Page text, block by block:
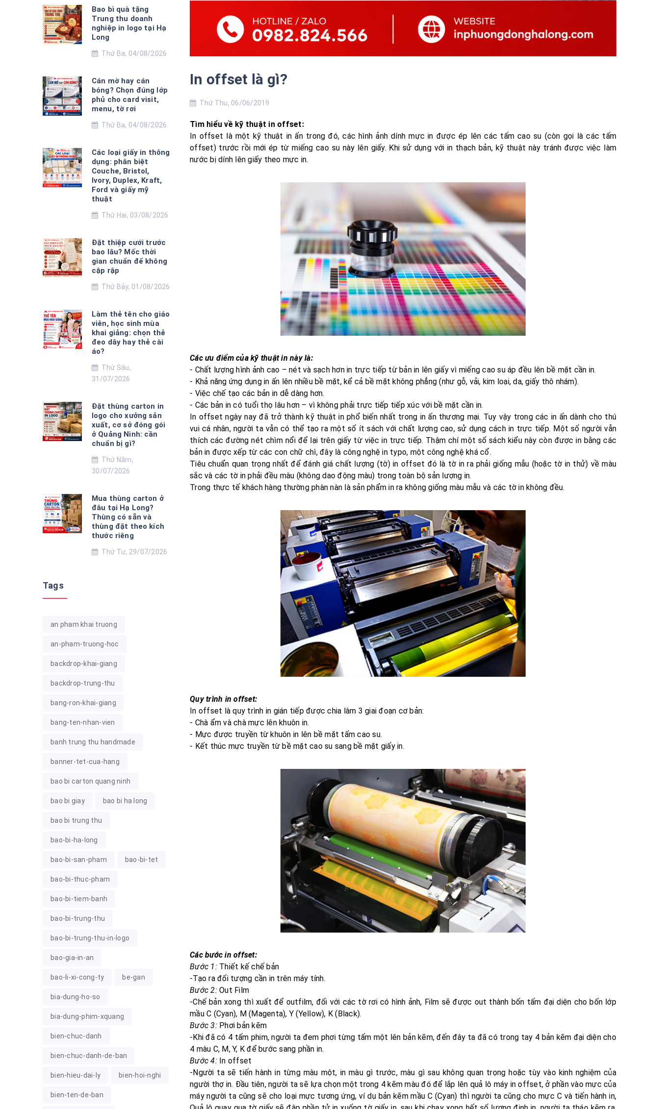
In offset là gì?
Thứ Thu, 06/06/2019
Tìm hiểu về kỹ thuật in offset:
In offset là một kỹ thuật in ấn trong đó, các hình ảnh dính mực in được ép lên các tấm cao su (còn gọi là các tấm
offset) trước rồi mới ép từ miếng cao su này lên giấy. Khi sử dụng với in thạch bản, kỹ thuật này tránh được việc làm
nước bị dính lên giấy theo mực in.
Các ưu điểm của kỹ thuật in này là:
- Chất lượng hình ảnh cao – nét và sạch hơn in trực tiếp từ bản in lên giấy vì miếng cao su áp đều lên bề mặt cần in.
- Khả năng ứng dụng in ấn lên nhiều bề mặt, kể cả bề mặt không phẳng (như gỗ, vải, kim loại, da, giấy thô nhám).
- Việc chế tạo các bản in dễ dàng hơn.
- Các bản in có tuổi thọ lâu hơn – vì không phải trực tiếp tiếp xúc với bề mặt cần in.
In offset ngày nay đã trở thành kỹ thuật in phổ biến nhất trong in ấn thương mại. Tuy vậy trong các in ấn dành cho thú
vui cá nhân, người ta vẫn có thể tạo ra một số ít sách với chất lượng cao, sử dụng cách in trực tiếp. Một số người vẫn
thích các đường nét chìm nổi để lại trên giấy từ việc in trực tiếp. Thậm chí một số sách kiểu này còn được in bằng các
bản in được xếp từ các con chữ chì, đây là công nghệ in typo, một công nghệ khá cổ.
Tiêu chuẩn quan trọng nhất để đánh giá chất lượng (tờ) in offset đó là tờ in ra phải giống mẫu (hoặc tờ in thử) về màu
sắc và các tờ in phải đều màu (không dao động màu) trong toàn bộ sản lượng in.
Trong thực tế khách hàng thường phàn nàn là sản phẩm in ra không giống màu mẫu và các tờ in không đều.
Quy trình in offset:
In offset là quy trình in gián tiếp được chia làm 3 giai đoạn cơ bản:
- Chà ẩm và chà mực lên khuôn in.
- Mực được truyền từ khuôn in lên bề mặt tấm cao su.
- Kết thúc mực truyền từ bề mặt cao su sang bề mặt giấy in.
Các bước in offset:
Bước 1:Thiết kế chế bản
-Tạo ra đối tượng cần in trên máy tính.
Bước 2: Out Film
-Chế bản xong thì xuất để outfilm, đối với các tờ rơi có hình ảnh, Film sẽ được out thành bốn tấm đại diện cho bốn lớp
mầu C (Cyan), M (Magenta), Y (Yellow), K (Black).
Bước 3:Phơi bản kẽm
-Khi đã có 4 tấm phim, người ta đem phơi từng tấm một lên bản kẽm, đến đây ta đã có trong tay 4 bản kẽm đại diện cho
4 màu C, M, Y, K để bước sang phần in.
Bước 4:In offset
-Người ta sẽ tiến hành in từng màu một, in màu gì trước, màu gì sau không quan trọng hoặc tùy vào kinh nghiệm của
người thợ in. Đầu tiên, người ta sẽ lựa chọn một trong 4 kẽm màu đó để lắp lên quả lô máy in offset, ở phần vào mực của
máy người ta cũng sẽ cho loại mực tương ứng, ví dụ bản kẽm mầu C (Cyan) thì người ta cũng cho mực C và tiến hành in,
Bao bì quà tặng
Trung thu doanh
nghiệp in logo tại Hạ
Long
Thứ Ba, 04/08/2026
Cán mờ hay cán
bóng? Chọn đúng lớp
phủ cho card visit,
menu, tờ rơi
Thứ Ba, 04/08/2026
Các loại giấy in thông
dụng: phân biệt
Couche, Bristol,
Ivory, Duplex, Kraft,
Ford và giấy mỹ
thuật
Thứ Hai, 03/08/2026
Đặt thiệp cưới trước
bao lâu? Mốc thời
gian chuẩn để không
cập rập
Thứ Bảy, 01/08/2026
Làm thẻ tên cho giáo
viên, học sinh mùa
khai giảng: chọn thẻ
đeo dây hay thẻ cài
áo?
Thứ Sáu,
31/07/2026
Đặt thùng carton in
logo cho xưởng sản
xuất, cơ sở đóng gói
ở Quảng Ninh: cần
chuẩn bị gì?
Thứ Năm,
30/07/2026
Mua thùng carton ở
đâu tại Hạ Long?
Thùng có sẵn và
thùng đặt theo kích
thước riêng
Thứ Tư, 29/07/2026
Tags
an pham khai truong
an-pham-truong-hoc
backdrop-khai-giang
backdrop-trung-thu
bang-ron-khai-giang
bang-ten-nhan-vien
banh trung thu handmade
banner-tet-cua-hang
bao bi carton quang ninh
bao bi giay bao bi ha long
bao bi trung thu
bao-bi-ha-long
bao-bi-san-pham bao-bi-tet
bao-bi-thuc-pham
bao-bi-tiem-banh
bao-bi-trung-thu
bao-bi-trung-thu-in-logo
bao-gia-in-an
bao-li-xi-cong-ty be-gan
bia-dung-ho-so
bia-dung-phim-xquang
bien-chuc-danh
bien-chuc-danh-de-ban
bien-hieu-dai-ly bien-hoi-nghi
bien-ten-de-ban